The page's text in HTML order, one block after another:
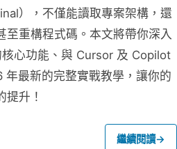
），不僅能讀取專案架構，還
至重構程式碼。本文將帶你深入
心功能、與 Cursor 及 Copilot
年最新的完整實戰教學，讓你的
提升！
繼續閱讀→